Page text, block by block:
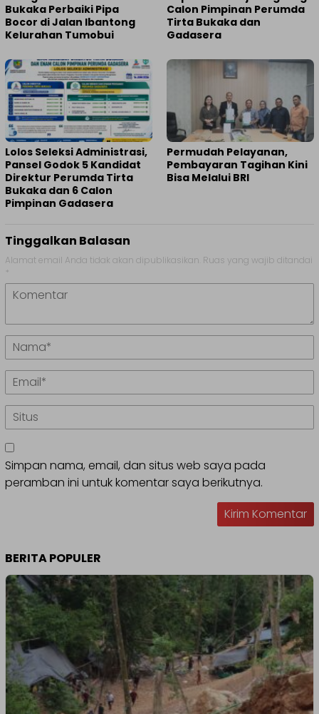
Bukaka Perbaiki Pipa
Bocor di Jalan Ibantong
Kelurahan Tumobui
Calon Pimpinan Perumda
Tirta Bukaka dan
Gadasera
Lolos Seleksi Administrasi,
Pansel Godok 5 Kandidat
Direktur Perumda Tirta
Bukaka dan 6 Calon
Pimpinan Gadasera
Permudah Pelayanan,
Pembayaran Tagihan Kini
Bisa Melalui BRI
Tinggalkan Balasan
Alamat email Anda tidak akan dipublikasikan. Ruas yang wajib ditandai
*
Simpan nama, email, dan situs web saya pada
peramban ini untuk komentar saya berikutnya.
BERITA POPULER